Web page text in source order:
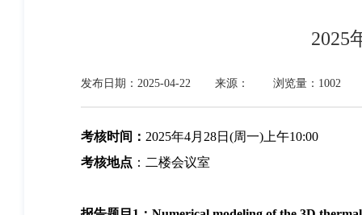
2025
发布日期：2025-04-22 来源： 浏览量：1002
考核时间： 2025年4月28日(周一)上午10:00
考核地点 ：二楼会议室